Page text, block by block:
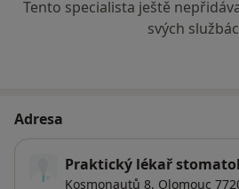
Tento specialista ještě
svých
Adresa
Praktický lékař
Kosmonautů 8, Olomouc